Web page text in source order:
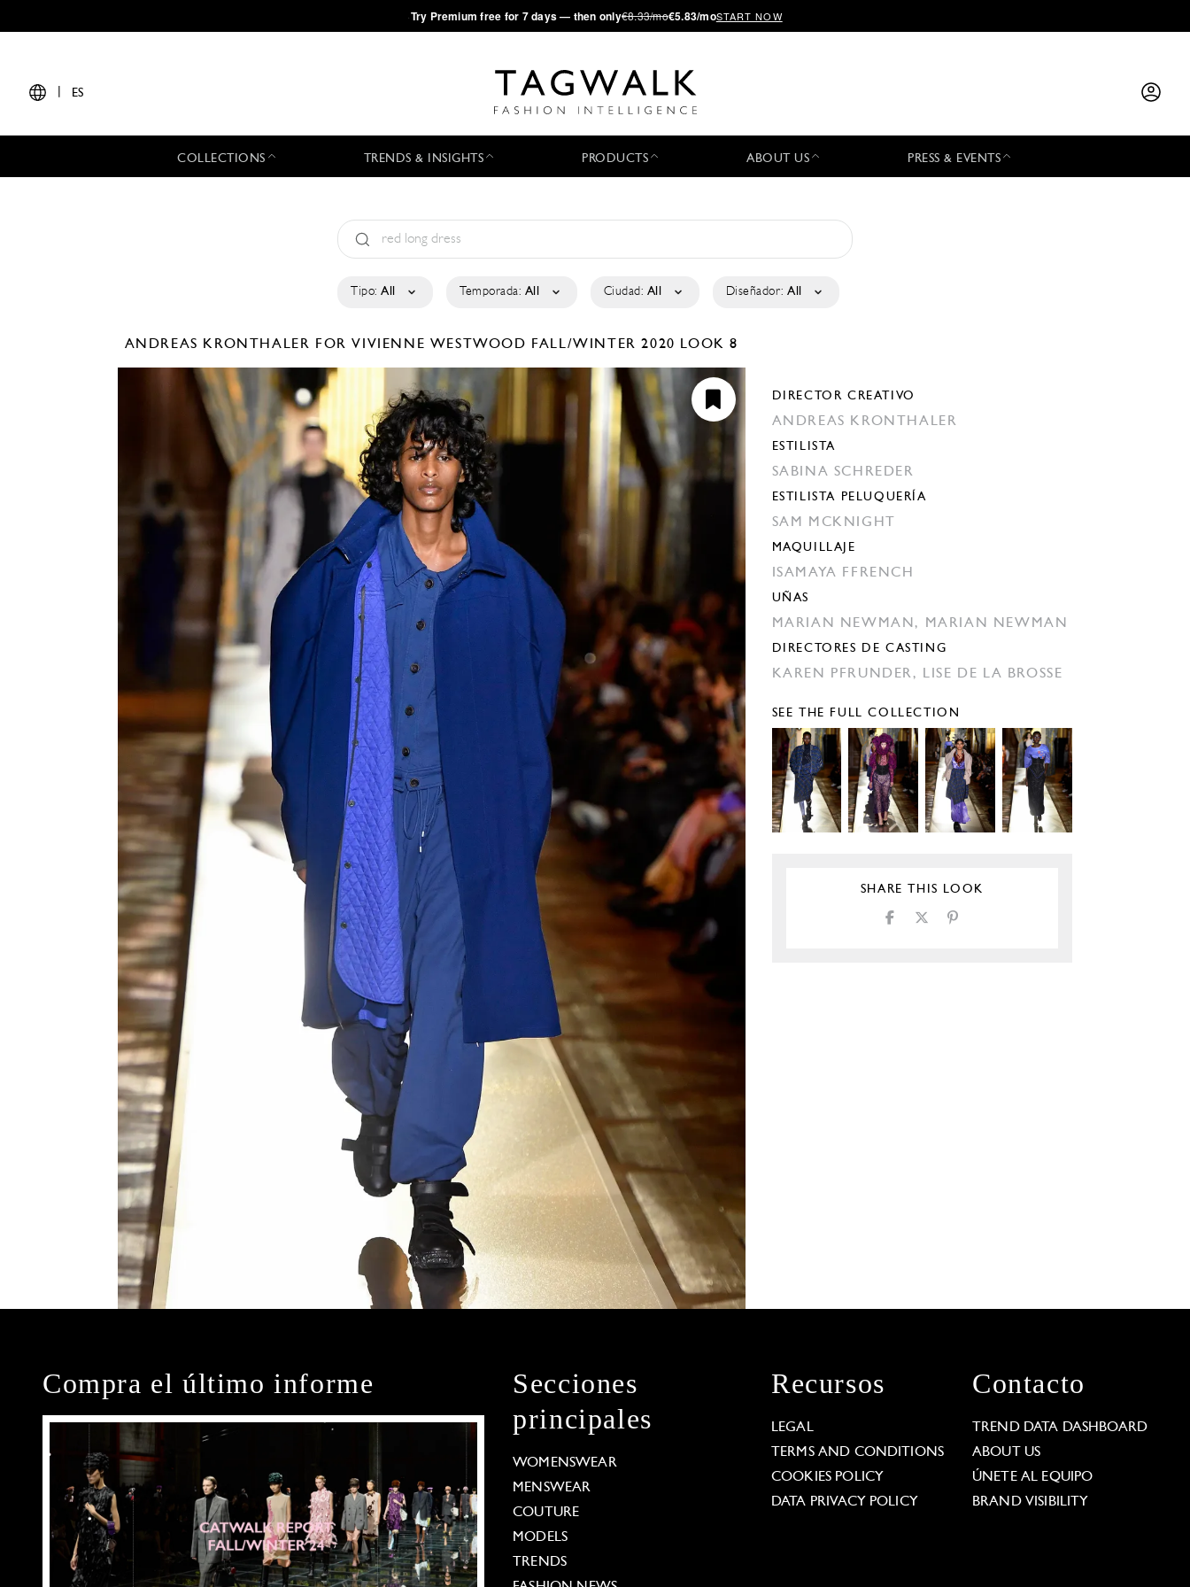
·Try Premium free for 7 days — then only€8.33/mo€5.83/moSTART NOW
ES
COLLECTIONS TRENDS & INSIGHTS PRODUCTS ABOUT US PRESS & EVENTS
Tipo: All Temporada: All Ciudad: All Diseñador: All
ANDREAS KRONTHALER FOR VIVIENNE WESTWOOD FALL/WINTER 2020 LOOK 8
DIRECTOR CREATIVO
ANDREAS KRONTHALER
ESTILISTA
SABINA SCHREDER
ESTILISTA PELUQUERÍA
SAM MCKNIGHT
MAQUILLAJE
ISAMAYA FFRENCH
UÑAS
MARIAN NEWMAN, MARIAN NEWMAN
DIRECTORES DE CASTING
KAREN PFRUNDER, LISE DE LA BROSSE
SEE THE FULL COLLECTION
SHARE THIS LOOK
Compra el último informe
Secciones
principales
WOMENSWEAR
MENSWEAR
COUTURE
MODELS
TRENDS
Recursos
LEGAL
TERMS AND CONDITIONS
COOKIES POLICY
DATA PRIVACY POLICY
Contacto
TREND DATA DASHBOARD
ABOUT US
ÚNETE AL EQUIPO
BRAND VISIBILITY